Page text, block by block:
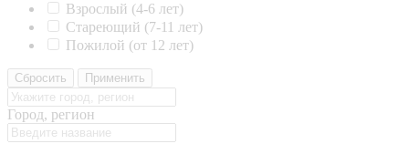
Взрослый (4-6 лет)
Стареющий (7-11 лет)
Пожилой (от 12 лет)
Сбросить Применить
Город, регион